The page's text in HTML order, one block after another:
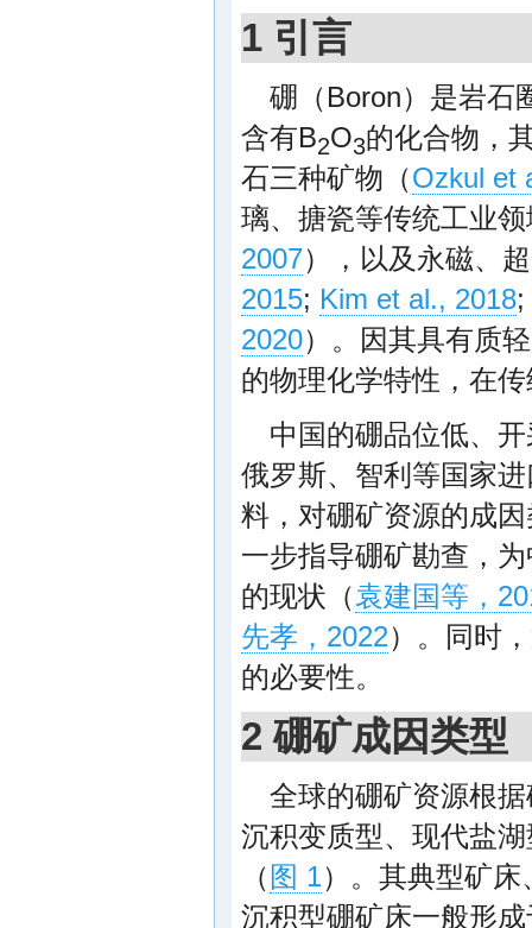
1 引言
硼（Boron）是岩石
含有B2O3的化合物，
石三种矿物（Ozkul et
璃、搪瓷等传统工业
2007），以及永磁、
2015; Kim et al., 2018;
2020）。因其具有质
的物理化学特性，在
中国的硼品位低、
俄罗斯、智利等国家
料，对硼矿资源的成
一步指导硼矿勘查，
的现状（袁建国等，
先孝，2022）。同时
的必要性。
2 硼矿成因类型
全球的硼矿资源根
沉积变质型、现代盐
（ 图 1）。其典型矿
沉积型硼矿床一般形